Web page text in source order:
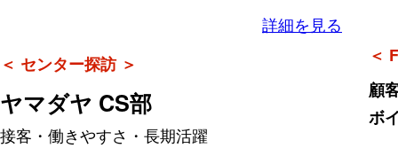
詳細を見る
＜ センター探訪 ＞
ヤマダヤ CS部
接客・働きやすさ・長期活躍
＜
顧
ボ